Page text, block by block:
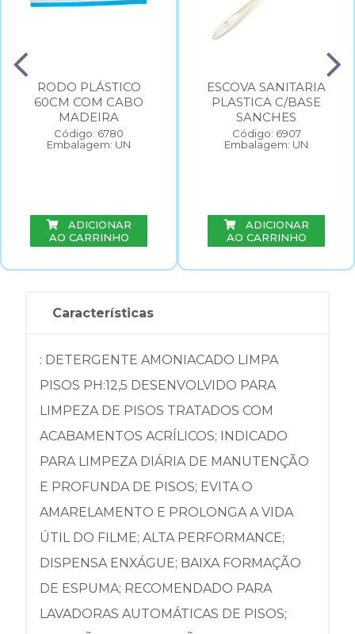
RODO PLÁSTICO
60CM COM CABO
MADEIRA
Código: 6780
Embalagem: UN
ADICIONAR
AO CARRINHO
ESCOVA SANITARIA
PLASTICA C/BASE
SANCHES
Código: 6907
Embalagem: UN
ADICIONAR
AO CARRINHO
Características
: DETERGENTE AMONIACADO LIMPA
PISOS PH:12,5 DESENVOLVIDO PARA
LIMPEZA DE PISOS TRATADOS COM
ACABAMENTOS ACRÍLICOS; INDICADO
PARA LIMPEZA DIÁRIA DE MANUTENÇÃO
E PROFUNDA DE PISOS; EVITA O
AMARELAMENTO E PROLONGA A VIDA
ÚTIL DO FILME; ALTA PERFORMANCE;
DISPENSA ENXÁGUE; BAIXA FORMAÇÃO
DE ESPUMA; RECOMENDADO PARA
LAVADORAS AUTOMÁTICAS DE PISOS;